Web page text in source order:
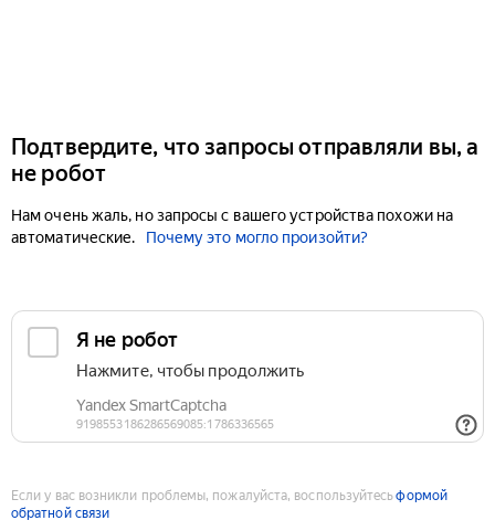
Подтвердите, что запросы отправляли вы, а
не робот
Нам очень жаль, но запросы с вашего устройства похожи на
автоматические.
Почему это могло произойти?
Если у вас возникли проблемы, пожалуйста, воспользуйтесьформой
обратной связи